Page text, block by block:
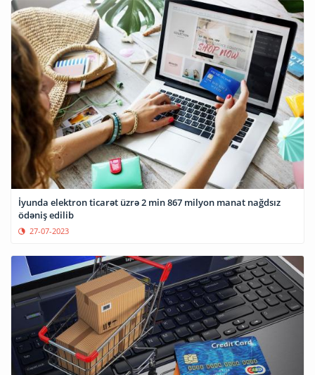
İyunda elektron ticarət üzrə 2 min 867 milyon manat nağdsız
ödəniş edilib
27-07-2023